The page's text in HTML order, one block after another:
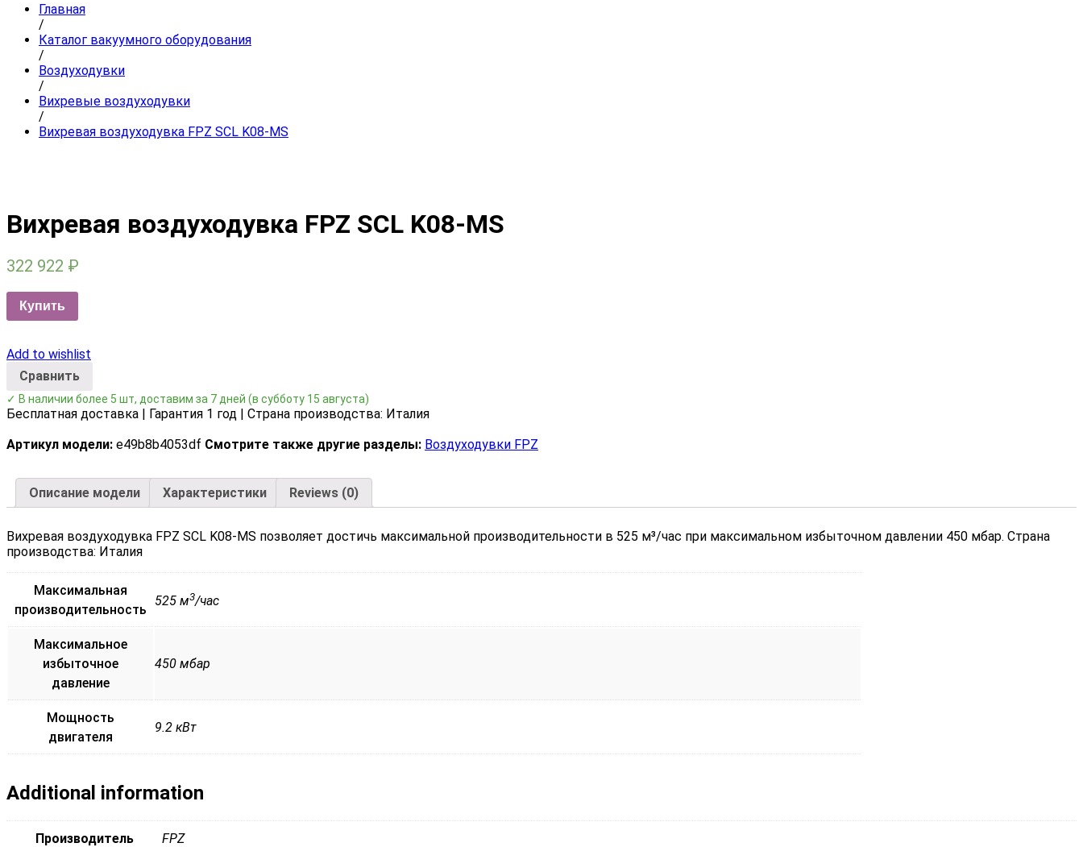
Главная
/
Каталог вакуумного оборудования
/
Воздуходувки
/
Вихревые воздуходувки
/
Вихревая воздуходувка FPZ SCL K08-MS
Вихревая воздуходувка FPZ SCL K08-MS
322 922 ₽
Купить
Add to wishlist
Сравнить
✓ В наличии более 5 шт, доставим за 7 дней (в субботу 15 августа)
Бесплатная доставка | Гарантия 1 год | Страна производства: Италия
Артикул модели: e49b8b4053df Смотрите также другие разделы: Воздуходувки FPZ
Описание модели Характеристики Reviews (0)
Вихревая воздуходувка FPZ SCL K08-MS позволяет достичь максимальной производительности в 525 м³/час при максимальном избыточном давлении 450 мбар. Страна
производства: Италия
Максимальная
производительность
525 м3/час
Максимальное
избыточное
давление
450 мбар
Мощность
двигателя
9.2 кВт
Additional information
Производитель FPZ